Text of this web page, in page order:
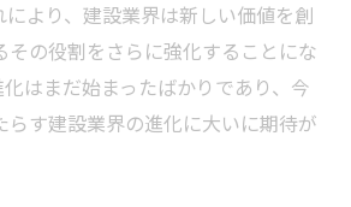
より、建設業界は新しい価値を創
その役割をさらに強化することにな
はまだ始まったばかりであり、今
す建設業界の進化に大いに期待が